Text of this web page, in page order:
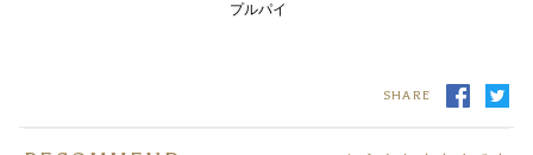
プルパイ
SHARE